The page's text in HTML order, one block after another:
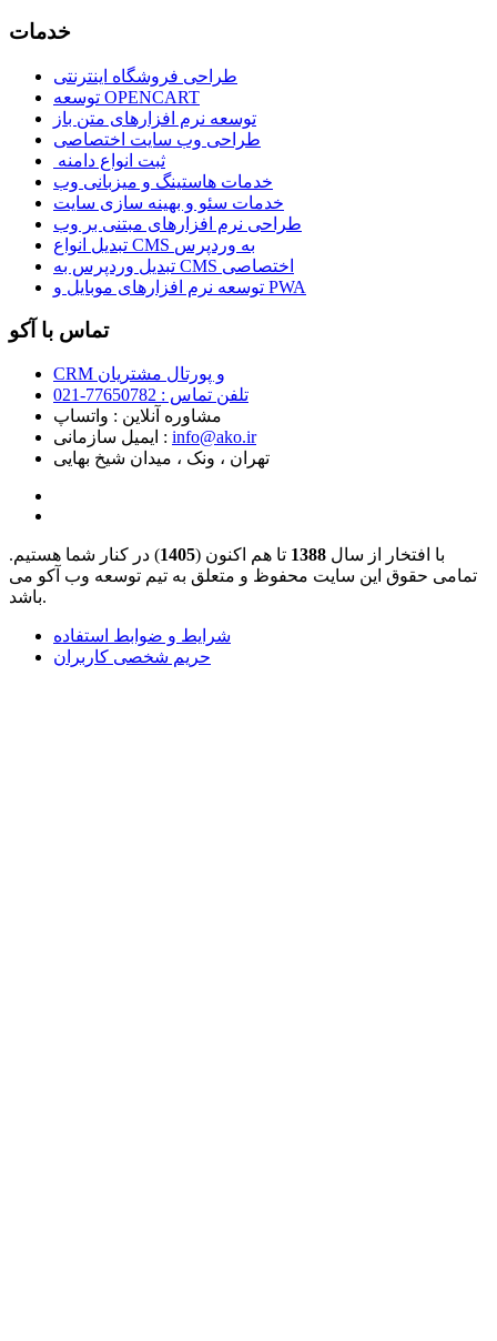
خدمات
طراحی فروشگاه اینترنتی
توسعه OPENCART
توسعه نرم افزارهای متن باز
طراحی وب سایت اختصاصی
ثبت انواع دامنه
خدمات هاستینگ و میزبانی وب
خدمات سئو و بهینه سازی سایت
طراحی نرم افزارهای مبتنی بر وب
تبدیل انواع CMS به وردپرس
تبدیل وردپرس به CMS اختصاصی
توسعه نرم افزارهای موبایل و PWA
تماس با آکو
CRM و پورتال مشتریان
تلفن تماس :‌ 77650782-021
مشاوره آنلاین : واتساپ
ایمیل سازمانی :‌ info@ako.ir
تهران ، ونک ، میدان شیخ بهایی
با افتخار از سال 1388 تا هم اکنون (1405) در کنار شما هستیم.
تمامی حقوق این سایت محفوظ و متعلق به تیم توسعه وب آکو می
باشد.
شرایط و ضوابط استفاده
حریم شخصی کاربران